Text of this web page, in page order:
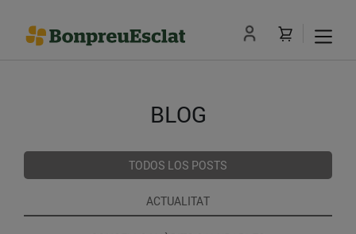
BLOG
TODOS LOS POSTS
ACTUALITAT